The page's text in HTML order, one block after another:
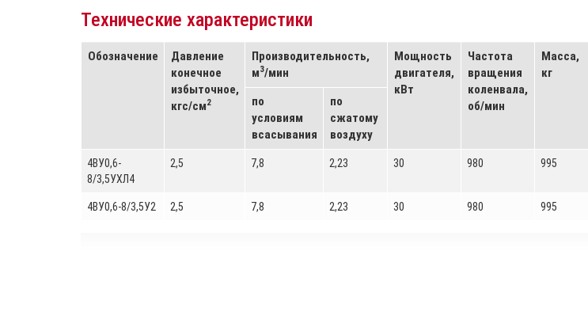
Технические характеристики
Обозначение
Давление
конечное
избыточное,
кгс/см2
Производительность,
м3/мин
Мощность
двигателя,
кВт
Частота
вращения
коленвала,
об/мин
Масса,
кг
по
условиям
всасывания
по
сжатому
воздуху
4ВУ0,6-
8/3,5УХЛ4
2,5 7,8 2,23 30 980 995
4ВУ0,6-8/3,5У2 2,5 7,8 2,23 30 980 995